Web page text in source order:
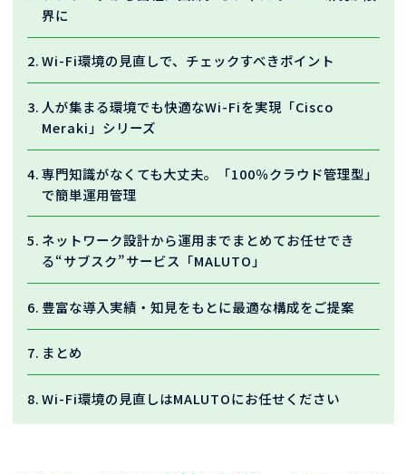
界に
Wi-Fi環境の見直しで、チェックすべきポイント
人が集まる環境でも快適なWi-Fiを実現「Cisco
Meraki」シリーズ
専門知識がなくても大丈夫。「100％クラウド管理型」
で簡単運用管理
ネットワーク設計から運用までまとめてお任せでき
る“サブスク”サービス「MALUTO」
豊富な導入実績・知見をもとに最適な構成をご提案
まとめ
Wi-Fi環境の見直しはMALUTOにお任せください